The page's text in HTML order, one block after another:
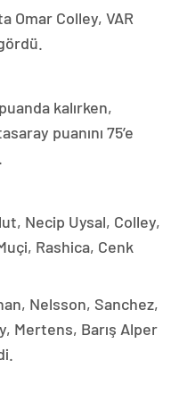
Omar Colley, VAR
kalırken,
puanını 75’e
Necip Uysal, Colley,
Rashica, Cenk
Nelsson, Sanchez,
Mertens, Barış Alper